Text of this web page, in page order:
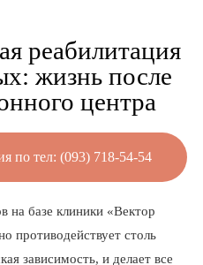
реабилитация
жизнь после
центра
по тел: (093) 718-54-54
на базе клиники «Вектор
противодействует столь
зависимость, и делает все